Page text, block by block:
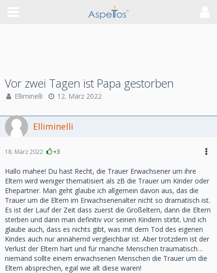
Vor zwei Tagen ist Papa gestorben
Elliminelli 12. März 2022
Elliminelli
18. März 2022 +3
Hallo mahee! Du hast Recht, die Trauer Erwachsener um ihre
Eltern wird weniger thematisiert als zB die Trauer um Kinder oder
Ehepartner. Man geht glaube ich allgemein davon aus, das die
Trauer um die Eltern im Erwachsenenalter nicht so dramatisch ist.
Es ist der Lauf der Zeit dass zuerst die Großeltern, dann die Eltern
sterben und dann man definitiv vor seinen Kindern stirbt. Und ich
glaube auch, dass es nichts gibt, was mit dem Tod des eigenen
Kindes auch nur annähernd vergleichbar ist. Aber trotzdem ist der
Verlust der Eltern hart und für manche Menschen traumatisch…
niemand sollte einem erwachsenen Menschen die Trauer um die
Eltern absprechen, egal wie alt diese waren!